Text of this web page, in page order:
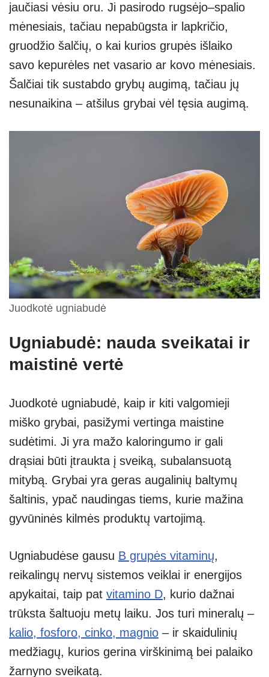
jaučiasi vėsiu oru. Ji pasirodo rugsėjo–spalio
mėnesiais, tačiau nepabūgsta ir lapkričio,
gruodžio šalčių, o kai kurios grupės išlaiko
savo kepurėles net vasario ar kovo mėnesiais.
Šalčiai tik sustabdo grybų augimą, tačiau jų
nesunaikina – atšilus grybai vėl tęsia augimą.
Juodkotė ugniabudė
Ugniabudė: nauda sveikatai ir
maistinė vertė
Juodkotė ugniabudė, kaip ir kiti valgomieji
miško grybai, pasižymi vertinga maistine
sudėtimi. Ji yra mažo kaloringumo ir gali
drąsiai būti įtraukta į sveiką, subalansuotą
mitybą. Grybai yra geras augalinių baltymų
šaltinis, ypač naudingas tiems, kurie mažina
gyvūninės kilmės produktų vartojimą.
Ugniabudėse gausu B grupės vitaminų,
reikalingų nervų sistemos veiklai ir energijos
apykaitai, taip pat vitamino D, kurio dažnai
trūksta šaltuoju metų laiku. Jos turi mineralų –
kalio, fosforo, cinko, magnio – ir skaidulinių
medžiagų, kurios gerina virškinimą bei palaiko
žarnyno sveikatą.